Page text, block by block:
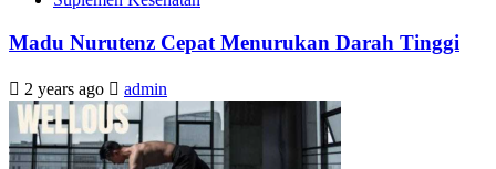
Madu Nurutenz Cepat Menurukan Darah Tinggi
2 years ago admin